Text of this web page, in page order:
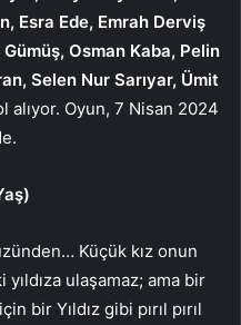
Esra Ede, Emrah Derviş
Osman Kaba, Pelin
Selen Nur Sarıyar, Ümit
alıyor. Oyun, 7 Nisan 2024
Küçük kız onun
ulaşamaz; ama bir
bir Yıldız gibi pırıl pırıl